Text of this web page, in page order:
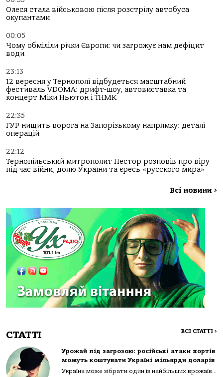
Олеся стала військовою після розстрілу автобуса
окупантами
00:05
Чому обміліли річки Європи: чи загрожує нам дефіцит
води
23:13
12 вересня у Тернополі відбудеться масштабний
фестиваль VDOMA: дрифт-шоу, автовиставка та
концерт Міки Ньютон і ТНМК
22:35
ГУР нищить ворога на Запорізькому напрямку: деталі
операцій
22:12
Тернопільський митрополит Нестор розповів про віру
під час війни, долю України та єресь «русского мира»
Всі новини >
СТАТТІ ВСІ СТАТТІ >
Урожай під загрозою: російські атаки портів
можуть коштувати Україні мільярди доларів
Україна може зібрати один із найбільших врожаїв...